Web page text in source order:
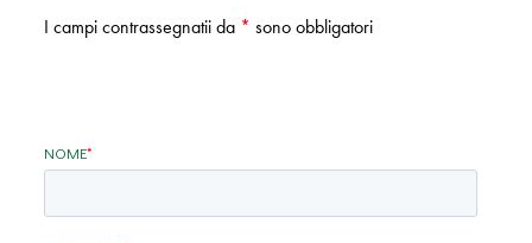
I campi contrassegnatii da * sono obbligatori